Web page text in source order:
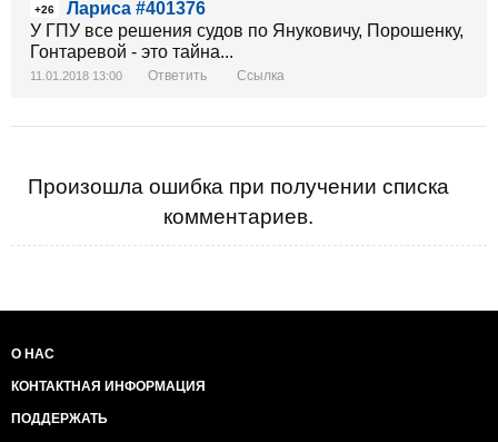
+26
Лариса #401376
У ГПУ все решения судов по Януковичу, Порошенку,
Гонтаревой - это тайна...
11.01.2018 13:00 Ответить Ссылка
Произошла ошибка при получении списка
комментариев.
О НАС
КОНТАКТНАЯ ИНФОРМАЦИЯ
ПОДДЕРЖАТЬ